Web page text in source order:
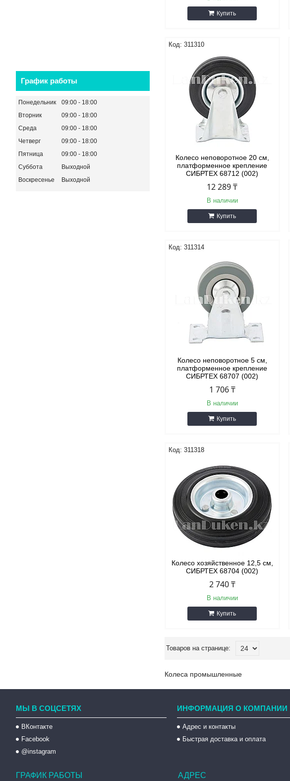
Купить
311310
Колесо неповоротное 20 см,
платформенное крепление
СИБРТЕХ 68712 (002)
12 289 ₸
В наличии
Купить
311314
Колесо неповоротное 5 см,
платформенное крепление
СИБРТЕХ 68707 (002)
1 706 ₸
В наличии
Купить
311318
Колесо хозяйственное 12,5 см,
СИБРТЕХ 68704 (002)
2 740 ₸
В наличии
Купить
Колеса промышленные
График работы
Понедельник 09:00
18:00
Вторник
09:00
18:00
Среда
09:00
18:00
Четверг
09:00
18:00
Пятница
09:00
18:00
Суббота
Выходной
Воскресенье
Выходной
МЫ В СОЦСЕТЯХ
ВКонтакте
Facebook
@instagram
ИНФОРМАЦИЯ О КОМПАНИИ
Адрес и контакты
Быстрая доставка и оплата
ГРАФИК РАБОТЫ